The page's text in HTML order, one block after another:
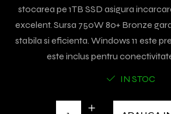
stocarea pe 1TB SSD asigura
excelent. Sursa 750W 80+ Bronze
stabila si eficienta. Windows 11 este
este inclus pentru
IN STOC